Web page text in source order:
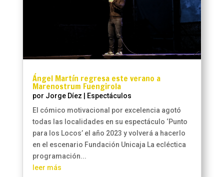
Ángel Martín regresa este verano a
Marenostrum Fuengirola
por Jorge Díez
Espectáculos
El cómico motivacional por excelencia agotó
todas las localidades en su espectáculo ‘Punto
para los Locos’ el año 2023 y volverá a hacerlo
en el escenario Fundación Unicaja La ecléctica
programación...
leer más